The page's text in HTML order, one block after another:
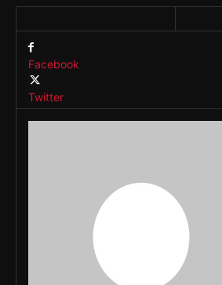
Facebook
Twitter